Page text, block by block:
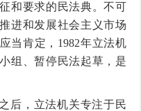
和要求的民法典。不可
进和发展社会主义市场
当肯定，1982年立法机
组、暂停民法起草，是
后，立法机关专注于民